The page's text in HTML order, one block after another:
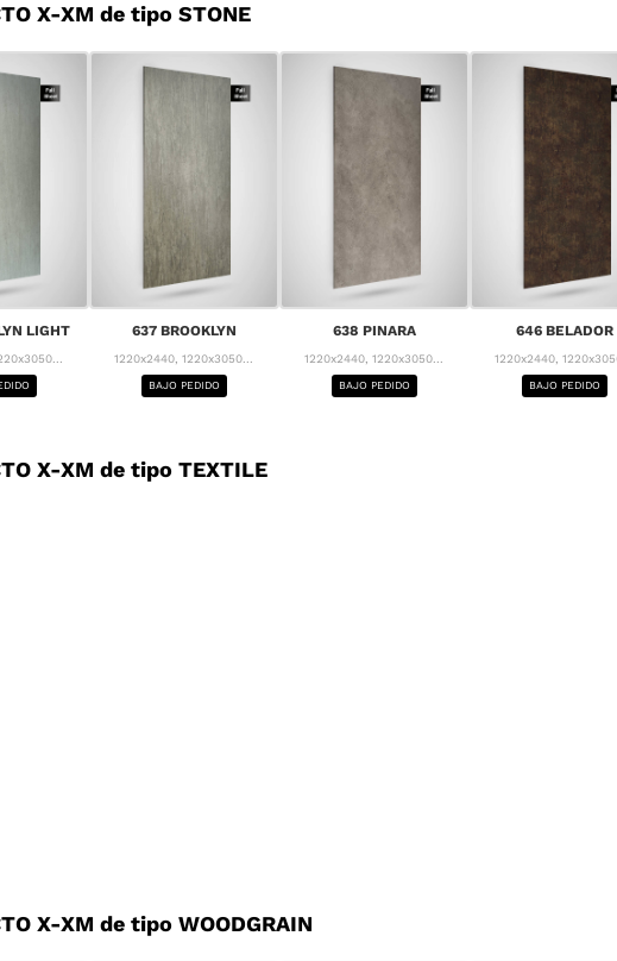
X-XM de tipo STONE
LIGHT 637 BROOKLYN
1220x2440, 1220x3050...
BAJO PEDIDO
638 PINARA
1220x2440, 1220x3050...
BAJO PEDIDO
646 BELADOR
1220x2440,
BAJO PEDIDO
X-XM de tipo TEXTILE
X-XM de tipo WOODGRAIN